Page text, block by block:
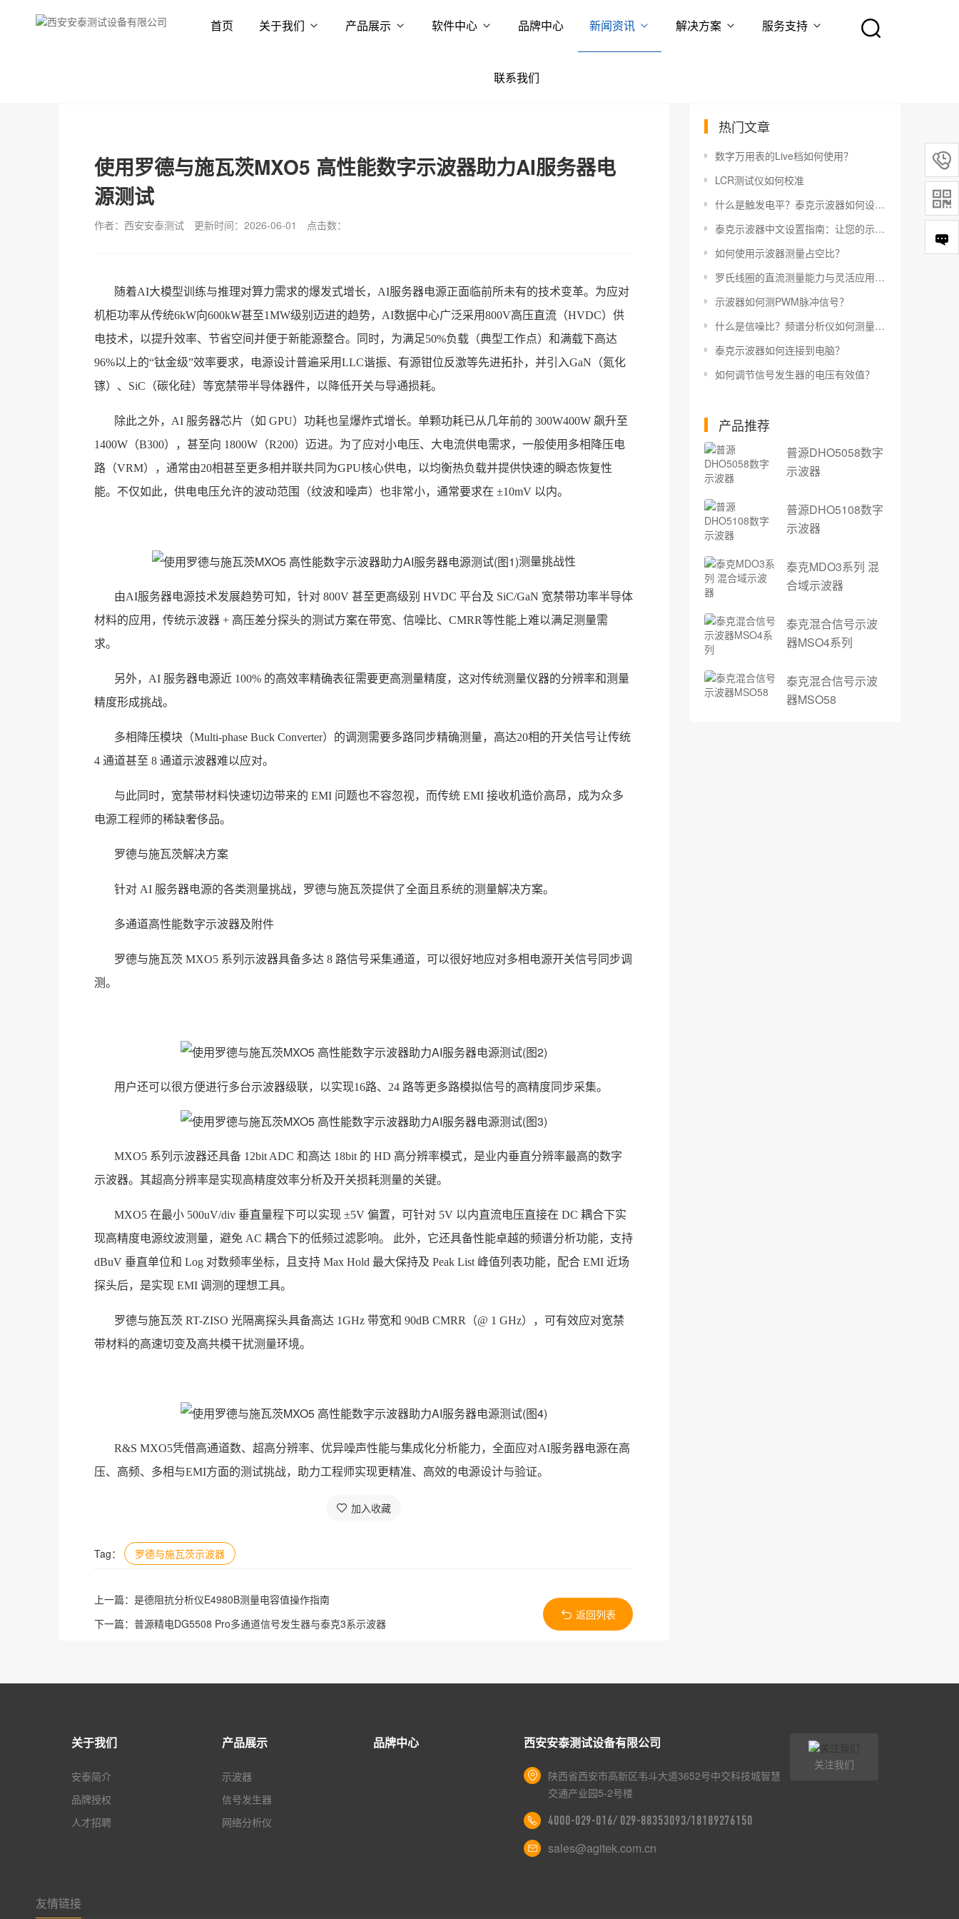
首页 关于我们 产品展示 软件中心 品牌中心 新闻资讯 解决方案 服务支持
联系我们
使用罗德与施瓦茨MXO5 高性能数字示波器助力AI服务器电
源测试
作者：西安安泰测试 更新时间：2026-06-01 点击数：
随着AI大模型训练与推理对算力需求的爆发式增长，AI服务器电源正面临前所未有的技术变革。为应对
机柜功率从传统6kW向600kW甚至1MW级别迈进的趋势，AI数据中心广泛采用800V高压直流（HVDC）供
电技术，以提升效率、节省空间并便于新能源整合。同时，为满足50%负载（典型工作点）和满载下高达
96%以上的“钛金级”效率要求，电源设计普遍采用LLC谐振、有源钳位反激等先进拓扑，并引入GaN（氮化
镓）、SiC（碳化硅）等宽禁带半导体器件，以降低开关与导通损耗。
除此之外，AI 服务器芯片（如 GPU）功耗也呈爆炸式增长。单颗功耗已从几年前的 300W400W 飙升至
1400W（B300），甚至向 1800W（R200）迈进。为了应对小电压、大电流供电需求，一般使用多相降压电
路（VRM），通常由20相甚至更多相并联共同为GPU核心供电，以均衡热负载并提供快速的瞬态恢复性
能。不仅如此，供电电压允许的波动范围（纹波和噪声）也非常小，通常要求在 ±10mV 以内。
测量挑战性
由AI服务器电源技术发展趋势可知，针对 800V 甚至更高级别 HVDC 平台及 SiC/GaN 宽禁带功率半导体
材料的应用，传统示波器 + 高压差分探头的测试方案在带宽、信噪比、CMRR等性能上难以满足测量需
求。
另外，AI 服务器电源近 100% 的高效率精确表征需要更高测量精度，这对传统测量仪器的分辨率和测量
精度形成挑战。
多相降压模块（Multi-phase Buck Converter）的调测需要多路同步精确测量，高达20相的开关信号让传统
4 通道甚至 8 通道示波器难以应对。
与此同时，宽禁带材料快速切边带来的 EMI 问题也不容忽视，而传统 EMI 接收机造价高昂，成为众多
电源工程师的稀缺奢侈品。
罗德与施瓦茨解决方案
针对 AI 服务器电源的各类测量挑战，罗德与施瓦茨提供了全面且系统的测量解决方案。
多通道高性能数字示波器及附件
罗德与施瓦茨 MXO5 系列示波器具备多达 8 路信号采集通道，可以很好地应对多相电源开关信号同步调
测。
用户还可以很方便进行多台示波器级联，以实现16路、24 路等更多路模拟信号的高精度同步采集。
MXO5 系列示波器还具备 12bit ADC 和高达 18bit 的 HD 高分辨率模式，是业内垂直分辨率最高的数字
示波器。其超高分辨率是实现高精度效率分析及开关损耗测量的关键。
MXO5 在最小 500uV/div 垂直量程下可以实现 ±5V 偏置，可针对 5V 以内直流电压直接在 DC 耦合下实
现高精度电源纹波测量，避免 AC 耦合下的低频过滤影响。 此外，它还具备性能卓越的频谱分析功能，支持
dBuV 垂直单位和 Log 对数频率坐标，且支持 Max Hold 最大保持及 Peak List 峰值列表功能，配合 EMI 近场
探头后，是实现 EMI 调测的理想工具。
罗德与施瓦茨 RT-ZISO 光隔离探头具备高达 1GHz 带宽和 90dB CMRR（@ 1 GHz），可有效应对宽禁
带材料的高速切变及高共模干扰测量环境。
R&S MXO5凭借高通道数、超高分辨率、优异噪声性能与集成化分析能力，全面应对AI服务器电源在高
压、高频、多相与EMI方面的测试挑战，助力工程师实现更精准、高效的电源设计与验证。
加入收藏
Tag： 罗德与施瓦茨示波器
上一篇： 是德阻抗分析仪E4980B测量电容值操作指南
下一篇： 普源精电DG5508 Pro多通道信号发生器与泰克3系示波器
返回列表
热门文章
数字万用表的Live档如何使用？
LCR测试仪如何校准
什么是触发电平？泰克示波器如何设置触发电平？
泰克示波器中文设置指南：让您的示波器更易于使用
如何使用示波器测量占空比？
罗氏线圈的直流测量能力与灵活应用指南
示波器如何测PWM脉冲信号？
什么是信噪比？频谱分析仪如何测量信噪比？
泰克示波器如何连接到电脑？
如何调节信号发生器的电压有效值？
产品推荐
普源DHO5058数字
示波器
普源DHO5108数字
示波器
泰克MDO3系列 混
合域示波器
泰克混合信号示波
器MSO4系列
泰克混合信号示波
器MSO58
关于我们
安泰简介
品牌授权
人才招聘
产品展示
示波器
信号发生器
网络分析仪
品牌中心 西安安泰测试设备有限公司
陕西省西安市高新区韦斗大道3652号中交科技城智慧
交通产业园5-2号楼
4000-029-016/ 029-88353093/18189276150
sales@agitek.com.cn
关注我们
友情链接

